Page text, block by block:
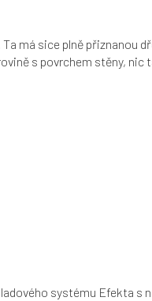
má sice plně přiznanou
s povrchem stěny, nic
systému Efekta s